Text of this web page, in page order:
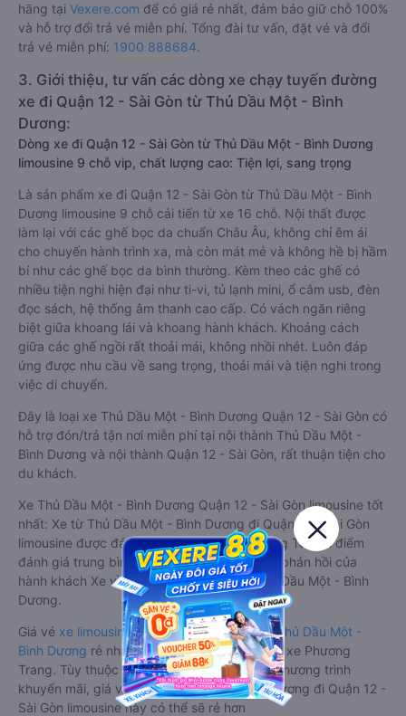
hãng tại Vexere.com để có giá rẻ nhất, đảm bảo giữ chỗ 100%
và hỗ trợ đổi trả vé miễn phí. Tổng đài tư vấn, đặt vé và đổi
trả vé miễn phí: 1900 888684.
3. Giới thiệu, tư vấn các dòng xe chạy tuyến đường
xe đi Quận 12 - Sài Gòn từ Thủ Dầu Một - Bình
Dương:
Dòng xe đi Quận 12 - Sài Gòn từ Thủ Dầu Một - Bình Dương
limousine 9 chỗ vip, chất lượng cao: Tiện lợi, sang trọng
Là sản phẩm xe đi Quận 12 - Sài Gòn từ Thủ Dầu Một - Bình
Dương limousine 9 chỗ cải tiến từ xe 16 chỗ. Nội thất được
làm lại với các ghế bọc da chuẩn Châu Âu, không chỉ êm ái
cho chuyến hành trình xa, mà còn mát mẻ và không hề bị hầm
bí như các ghế bọc da bình thường. Kèm theo các ghế có
nhiều tiện nghi hiện đại như ti-vi, tủ lạnh mini, ổ cắm usb, đèn
đọc sách, hệ thống âm thanh cao cấp. Có vách ngăn riêng
biệt giữa khoang lái và khoang hành khách. Khoảng cách
giữa các ghế ngồi rất thoải mái, không nhồi nhét. Luôn đáp
ứng được nhu cầu về sang trọng, thoải mái và tiện nghi trong
việc di chuyển.
Đây là loại xe Thủ Dầu Một - Bình Dương Quận 12 - Sài Gòn có
hỗ trợ đón/trả tận nơi miễn phí tại nội thành Thủ Dầu Một -
Bình Dương và nội thành Quận 12 - Sài Gòn, rất thuận tiện cho
du khách.
Xe Thủ Dầu Một - Bình Dương Quận 12 - Sài Gòn limousine tốt
nhất: Xe từ Thủ Dầu Một - Bình Dương đi Quận 12 - Sài Gòn
limousine được đánh giá chung có chất lượng Tốt với điểm
đánh giá trung bình từ 4.8/5 dựa trên 3939 phản hồi của
hành khách Xe về Quận 12 - Sài Gòn từ Thủ Dầu Một - Bình
Dương.
Giá vé xe limousine đi Quận 12 - Sài Gòn từ Thủ Dầu Một -
Bình Dương rẻ nhất là 150000VND của hãng xe Phương
Trang. Tùy thuộc vào vị trí ngồi của bạn và chương trình
khuyến mãi, giá vé Xe Thủ Dầu Một - Bình Dương đi Quận 12 -
Sài Gòn limousine này có thể sẽ rẻ hơn